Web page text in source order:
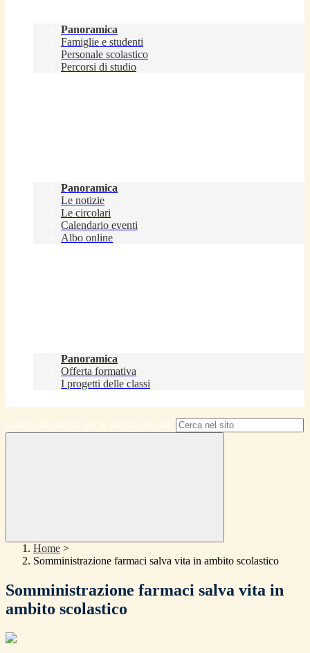
Panoramica
Famiglie e studenti
Personale scolastico
Percorsi di studio
Panoramica
Le notizie
Le circolari
Calendario eventi
Albo online
Panoramica
Offerta formativa
I progetti delle classi
Campo di ricerca per le pagine del sito
Home >
Somministrazione farmaci salva vita in ambito scolastico
Somministrazione farmaci salva vita in
ambito scolastico